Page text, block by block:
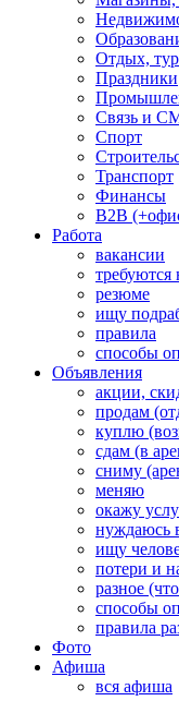
Отдых,
Праздники
Связь и
Спорт
Транспорт
Финансы
B2B
Работа
вакансии
требуются
резюме
ищу
правила
способы
Объявления
акции,
продам
куплю
сдам (в
сниму
меняю
окажу
нуждаюсь
ищу
потери и
разное
способы
правила
Фото
Афиша
вся афиша